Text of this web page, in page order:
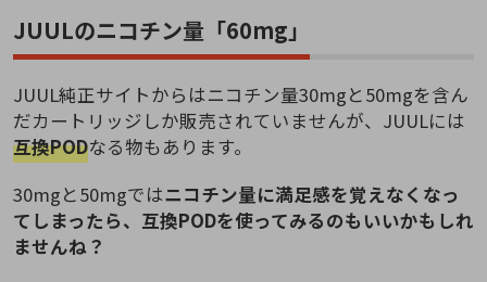
JUULのニコチン量「60mg」
JUUL純正サイトからはニコチン量30mgと50mgを含ん
だカートリッジしか販売されていませんが、JUULには
互換PODなる物もあります。
30mgと50mgではニコチン量に満足感を覚えなくなっ
てしまったら、互換PODを使ってみるのもいいかもしれ
ませんね？